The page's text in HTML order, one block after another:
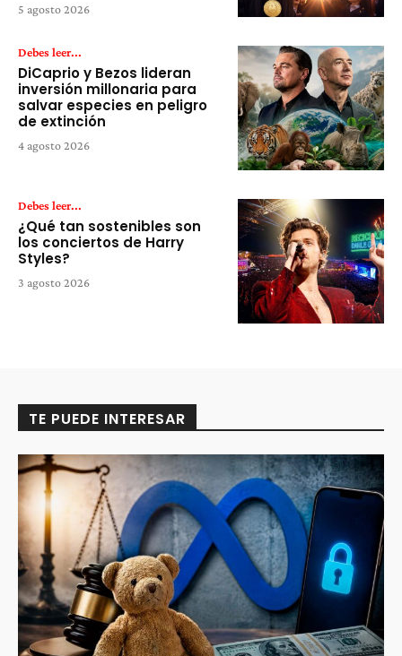
5 agosto 2026
Debes leer...
DiCaprio y Bezos lideran
inversión millonaria para
salvar especies en peligro
de extinción
4 agosto 2026
Debes leer...
¿Qué tan sostenibles son
los conciertos de Harry
Styles?
3 agosto 2026
TE PUEDE INTERESAR